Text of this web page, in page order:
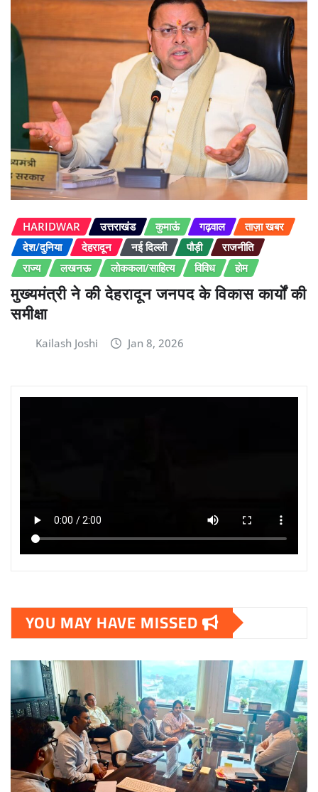
HARIDWAR उत्तराखंड कुमाऊं गढ़वाल
ताज़ा खबर
देश/दुनिया
देहरादून नई दिल्ली पौड़ी
राजनीति
राज्य
लखनऊ लोककला/साहित्य विविध होम
मुख्यमंत्री ने की देहरादून जनपद के विकास कार्यों की
समीक्षा
Kailash Joshi Jan 8, 2026
YOU MAY HAVE MISSED